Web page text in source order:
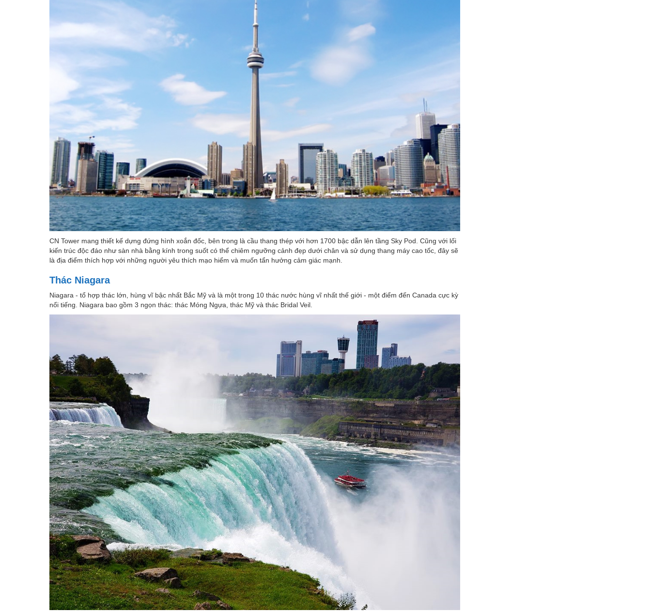
CN Tower mang thiết kế dựng đứng hình xoắn đốc, bên trong là cầu thang thép với hơn 1700 bậc dẫn lên tầng Sky Pod. Cũng với lối
kiến trúc độc đáo như sàn nhà bằng kính trong suốt có thể chiêm ngưỡng cảnh đẹp dưới chân và sử dụng thang máy cao tốc, đây sẽ
là địa điểm thích hợp với những người yêu thích mạo hiểm và muốn tẩn hưởng cảm giác mạnh.
Thác Niagara
Niagara - tổ hợp thác lớn, hùng vĩ bậc nhất Bắc Mỹ và là một trong 10 thác nước hùng vĩ nhất thế giới - một điểm đến Canada cực kỳ
nổi tiếng. Niagara bao gồm 3 ngọn thác: thác Móng Ngựa, thác Mỹ và thác Bridal Veil.